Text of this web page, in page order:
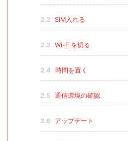
2.2 SiM入れる
2.3 Wi-Fiを切る
2.4 時間を置く
2.5 通信環境の確認
2.6 アップデート